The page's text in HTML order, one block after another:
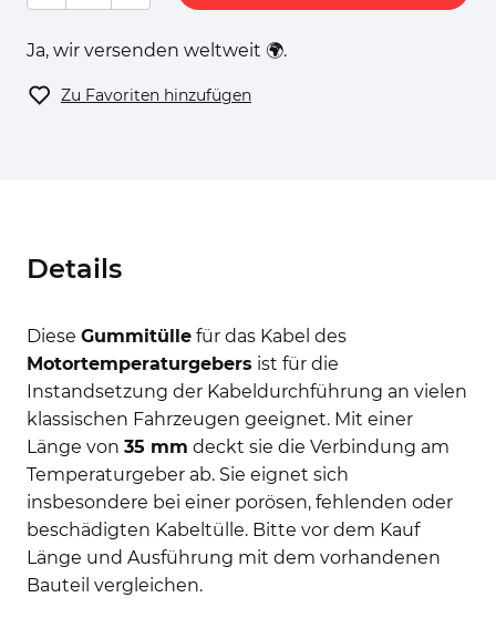
Ja, wir versenden weltweit 🌍.
Zu Favoriten hinzufügen
Details
Diese Gummitülle für das Kabel des
Motortemperaturgebers ist für die
Instandsetzung der Kabeldurchführung an vielen
klassischen Fahrzeugen geeignet. Mit einer
Länge von 35 mm deckt sie die Verbindung am
Temperaturgeber ab. Sie eignet sich
insbesondere bei einer porösen, fehlenden oder
beschädigten Kabeltülle. Bitte vor dem Kauf
Länge und Ausführung mit dem vorhandenen
Bauteil vergleichen.